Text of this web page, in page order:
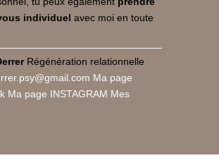
individuel avec moi en toute
Régénération relationnelle
Ma page
Ma page INSTAGRAM Mes